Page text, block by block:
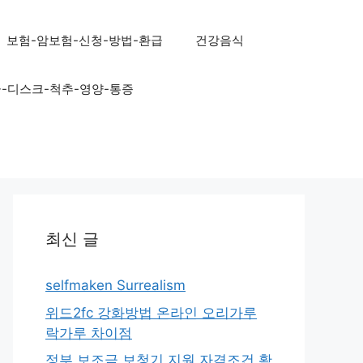
보험-암보험-신청-방법-환급 건강음식
디스크-척추-영양-통증
최신 글
selfmaken Surrealism
위드2fc 강화방법 온라인 오리가루
락가루 차이점
정부 보조금 보청기 지원 자격조건 확